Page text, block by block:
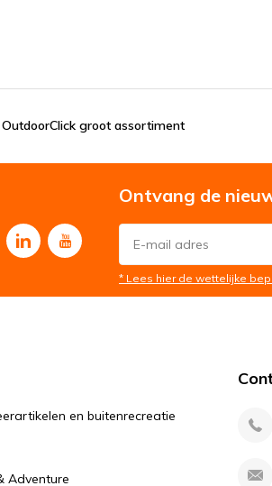
OutdoorClick groot assortiment
Ontvang de
* Lees hier de wettelijke
en buitenrecreatie
Adventure